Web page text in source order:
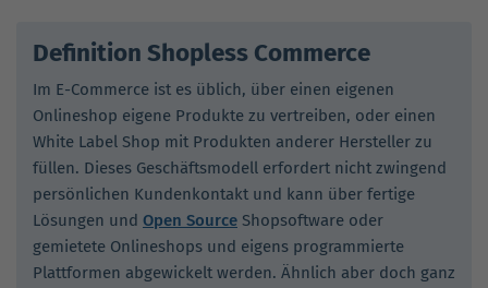
Definition Shopless Commerce
Im E-Commerce ist es üblich, über einen eigenen
Onlineshop eigene Produkte zu vertreiben, oder einen
White Label Shop mit Produkten anderer Hersteller zu
füllen. Dieses Geschäftsmodell erfordert nicht zwingend
persönlichen Kundenkontakt und kann über fertige
Lösungen und Open Source Shopsoftware oder
gemietete Onlineshops und eigens programmierte
Plattformen abgewickelt werden. Ähnlich aber doch ganz